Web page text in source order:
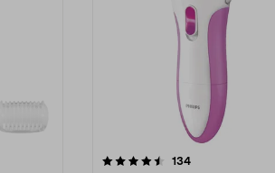
134recensioner
4.0 av 5 stjärnor